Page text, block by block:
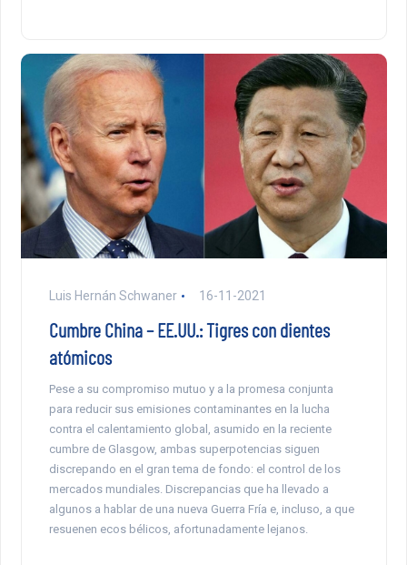
Luis Hernán Schwaner 16-11-2021
Cumbre China – EE.UU.: Tigres con dientes
atómicos
Pese a su compromiso mutuo y a la promesa conjunta
para reducir sus emisiones contaminantes en la lucha
contra el calentamiento global, asumido en la reciente
cumbre de Glasgow, ambas superpotencias siguen
discrepando en el gran tema de fondo: el control de los
mercados mundiales. Discrepancias que ha llevado a
algunos a hablar de una nueva Guerra Fría e, incluso, a que
resuenen ecos bélicos, afortunadamente lejanos.